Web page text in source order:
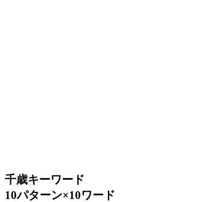
千歳キーワード
10パターン×10ワード